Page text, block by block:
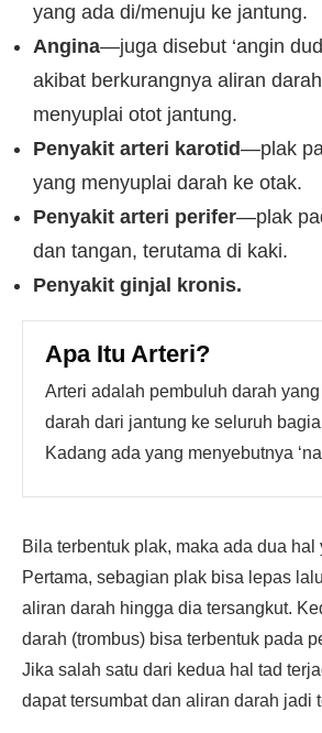
yang ada di/menuju ke jantung.
Angina—juga disebut ‘angin
akibat berkurangnya aliran
menyuplai otot jantung.
Penyakit arteri karotid—plak
yang menyuplai darah ke otak.
Penyakit arteri perifer—plak
dan tangan, terutama di kaki.
Penyakit ginjal kronis.
Apa Itu Arteri?
Arteri adalah pembuluh darah
darah dari jantung ke seluruh
Kadang ada yang menyebutnya
Bila terbentuk plak, maka ada dua hal
Pertama, sebagian plak bisa lepas
aliran darah hingga dia tersangkut.
darah (trombus) bisa terbentuk pada
Jika salah satu dari kedua hal tad
dapat tersumbat dan aliran darah jadi